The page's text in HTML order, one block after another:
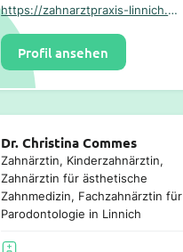
https://zahnarztpraxis-linnich.de/
Profil ansehen
Dr. Christina Commes
Zahnärztin, Kinderzahnärztin,
Zahnärztin für ästhetische
Zahnmedizin, Fachzahnärztin für
Parodontologie in Linnich